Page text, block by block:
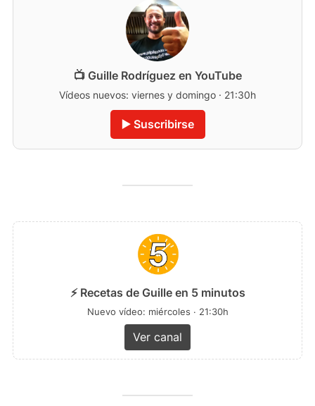
📺 Guille Rodríguez en YouTube
Vídeos nuevos: viernes y domingo · 21:30h
▶️ Suscribirse
⚡ Recetas de Guille en 5 minutos
Nuevo vídeo: miércoles · 21:30h
Ver canal